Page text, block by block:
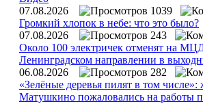
07.08.2026
1039
Громкий хлопок в небе: что это было?
07.08.2026
243
Около 100 электричек отменят на
Ленинградском направлении в
06.08.2026
282
«Зелёные деревья пилят в том числе»:
Матушкино пожаловались на работы